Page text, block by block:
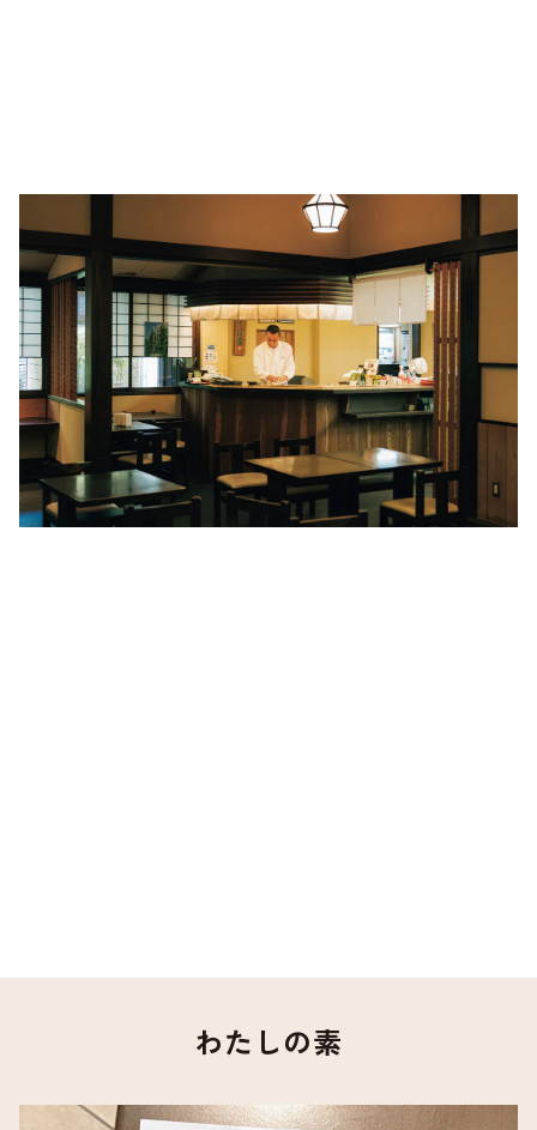
わたしの素